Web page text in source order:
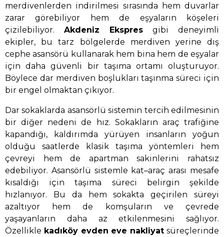
merdivenlerden indirilmesi sırasında hem duvarlar
zarar görebiliyor hem de eşyaların köşeleri
çizilebiliyor. Akdeniz Ekspres gibi deneyimli
ekipler, bu tarz bölgelerde merdiven yerine dış
cephe asansörü kullanarak hem bina hem de eşyalar
için daha güvenli bir taşıma ortamı oluşturuyor.
Böylece dar merdiven boşlukları taşınma süreci için
bir engel olmaktan çıkıyor.
Dar sokaklarda asansörlü sistemin tercih edilmesinin
bir diğer nedeni de hız. Sokakların araç trafiğine
kapandığı, kaldırımda yürüyen insanların yoğun
olduğu saatlerde klasik taşıma yöntemleri hem
çevreyi hem de apartman sakinlerini rahatsız
edebiliyor. Asansörlü sistemle kat–araç arası mesafe
kısaldığı için taşıma süreci belirgin şekilde
hızlanıyor. Bu da hem sokakta geçirilen süreyi
azaltıyor hem de komşuların ve çevrede
yaşayanların daha az etkilenmesini sağlıyor.
Özellikle kadıköy evden eve nakliyat süreçlerinde